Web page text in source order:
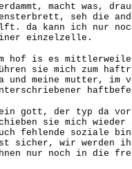
macht was,
seh die
da kann ich nur
einzelzelle.
hof is es mittlerweile
sie mich zum
und meine mutter, im
gott, der typ da
sie mich
fehlende soziale
sicher, wir werden
nur noch in die